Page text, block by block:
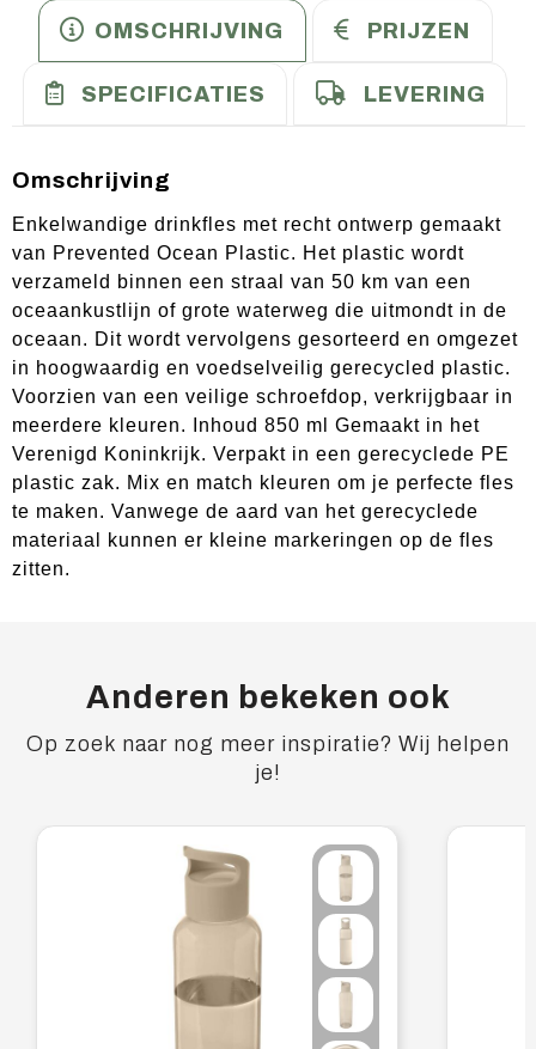
OMSCHRIJVING PRIJZEN
SPECIFICATIES LEVERING
Omschrijving
Enkelwandige drinkfles met recht ontwerp gemaakt
van Prevented Ocean Plastic. Het plastic wordt
verzameld binnen een straal van 50 km van een
oceaankustlijn of grote waterweg die uitmondt in de
oceaan. Dit wordt vervolgens gesorteerd en omgezet
in hoogwaardig en voedselveilig gerecycled plastic.
Voorzien van een veilige schroefdop, verkrijgbaar in
meerdere kleuren. Inhoud 850 ml Gemaakt in het
Verenigd Koninkrijk. Verpakt in een gerecyclede PE
plastic zak. Mix en match kleuren om je perfecte fles
te maken. Vanwege de aard van het gerecyclede
materiaal kunnen er kleine markeringen op de fles
zitten.
Anderen bekeken ook
Op zoek naar nog meer inspiratie? Wij helpen
je!